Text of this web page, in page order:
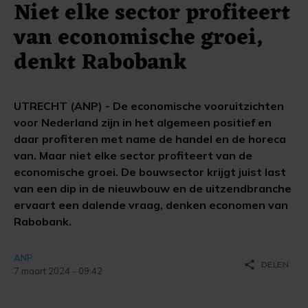
Niet elke sector profiteert
van economische groei,
denkt Rabobank
UTRECHT (ANP) - De economische vooruitzichten
voor Nederland zijn in het algemeen positief en
daar profiteren met name de handel en de horeca
van. Maar niet elke sector profiteert van de
economische groei. De bouwsector krijgt juist last
van een dip in de nieuwbouw en de uitzendbranche
ervaart een dalende vraag, denken economen van
Rabobank.
ANP
7 maart 2024 - 09:42
share DELEN